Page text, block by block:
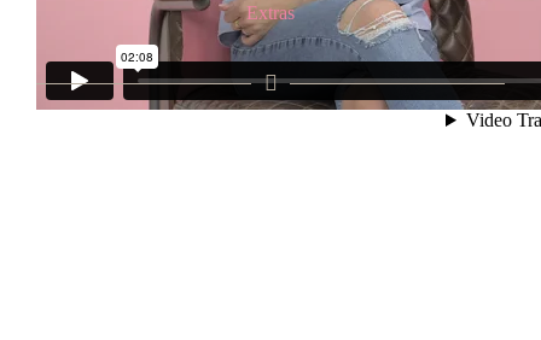
Extras